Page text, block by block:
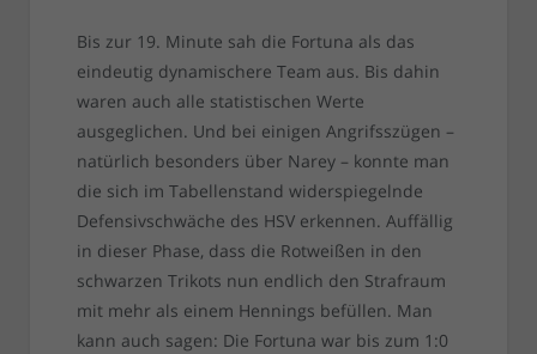
Bis zur 19. Minute sah die Fortuna als das
eindeutig dynamischere Team aus. Bis dahin
waren auch alle statistischen Werte
ausgeglichen. Und bei einigen Angrifsszügen –
natürlich besonders über Narey – konnte man
die sich im Tabellenstand widerspiegelnde
Defensivschwäche des HSV erkennen. Auffällig
in dieser Phase, dass die Rotweißen in den
schwarzen Trikots nun endlich den Strafraum
mit mehr als einem Hennings befüllen. Man
kann auch sagen: Die Fortuna war bis zum 1:0